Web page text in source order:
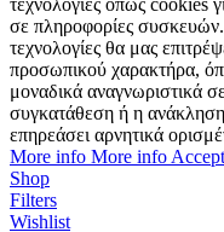
σε πληροφορίες
τεχνολογίες θα μας
προσωπικού χαρακτήρα,
μοναδικά αναγνωριστικά
συγκατάθεση ή η
επηρεάσει αρνητικά
More info More info Accept
Shop
Filters
Wishlist